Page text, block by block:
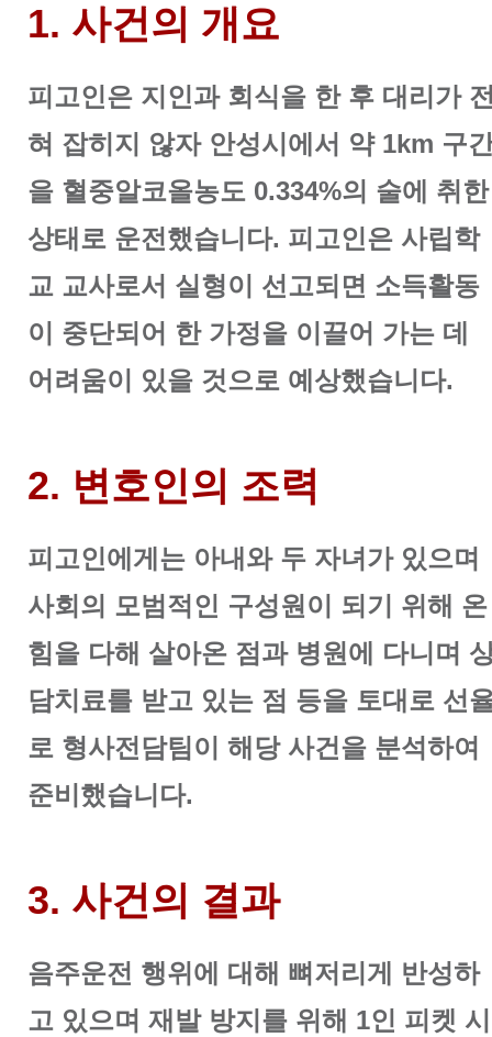
1. 사건의 개요
피고인은 지인과 회식을 한 후 대리가
혀 잡히지 않자 안성시에서 약 1km 구
을 혈중알코올농도 0.334%의 술에 취한
상태로 운전했습니다. 피고인은 사립학
교 교사로서 실형이 선고되면 소득활동
이 중단되어 한 가정을 이끌어 가는 데
어려움이 있을 것으로 예상했습니다.
2. 변호인의 조력
피고인에게는 아내와 두 자녀가 있으며
사회의 모범적인 구성원이 되기 위해 온
힘을 다해 살아온 점과 병원에 다니며
담치료를 받고 있는 점 등을 토대로 선
로 형사전담팀이 해당 사건을 분석하여
준비했습니다.
3. 사건의 결과
음주운전 행위에 대해 뼈저리게 반성하
고 있으며 재발 방지를 위해 1인 피켓 시